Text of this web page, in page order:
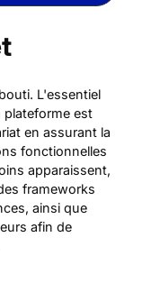
L'essentiel
est
en assurant la
fonctionnelles
apparaissent,
frameworks
ainsi que
afin de